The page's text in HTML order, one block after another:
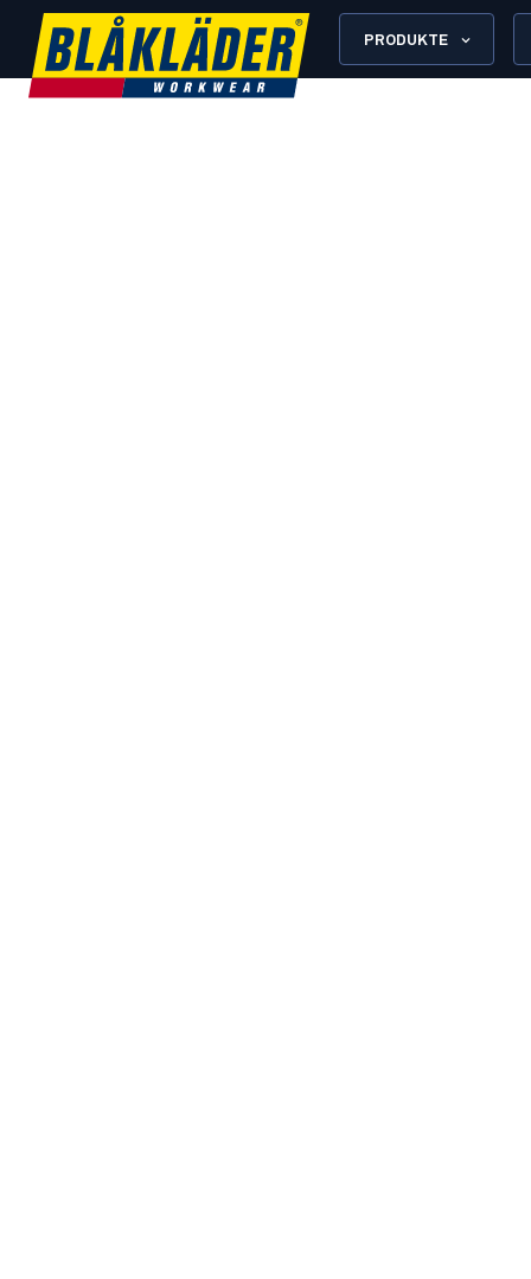
PRODUKTE